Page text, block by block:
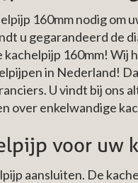
160mm nodig om
u gegarandeerd de
160mm! Wij
in Nederland!
U vindt bij
over enkelwandige
voor uw
aansluiten. De